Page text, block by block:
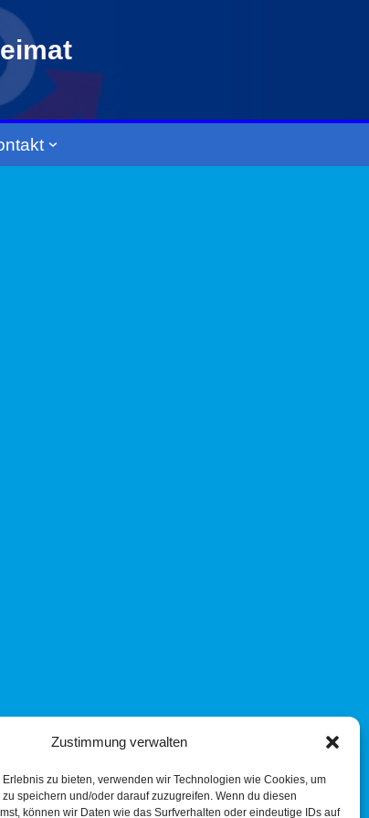
Zustimmung verwalten
zu bieten, verwenden wir Technologien wie Cookies, um
speichern und/oder darauf zuzugreifen. Wenn du diesen
können wir Daten wie das Surfverhalten oder eindeutige IDs auf